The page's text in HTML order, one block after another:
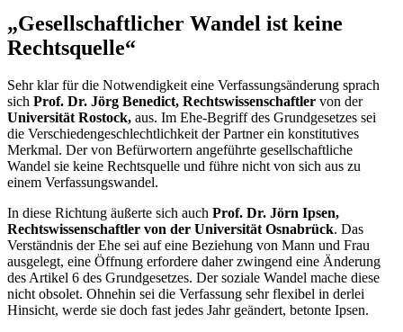
„Gesellschaftlicher Wandel ist keine
Rechtsquelle“
Sehr klar für die Notwendigkeit eine Verfassungsänderung sprach
sich Prof. Dr. Jörg Benedict, Rechtswissenschaftler von der
Universität Rostock, aus. Im Ehe-Begriff des Grundgesetzes sei
die Verschiedengeschlechtlichkeit der Partner ein konstitutives
Merkmal. Der von Befürwortern angeführte gesellschaftliche
Wandel sie keine Rechtsquelle und führe nicht von sich aus zu
einem Verfassungswandel.
In diese Richtung äußerte sich auch Prof. Dr. Jörn Ipsen,
Rechtswissenschaftler von der Universität Osnabrück. Das
Verständnis der Ehe sei auf eine Beziehung von Mann und Frau
ausgelegt, eine Öffnung erfordere daher zwingend eine Änderung
des Artikel 6 des Grundgesetzes. Der soziale Wandel mache diese
nicht obsolet. Ohnehin sei die Verfassung sehr flexibel in derlei
Hinsicht, werde sie doch fast jedes Jahr geändert, betonte Ipsen.